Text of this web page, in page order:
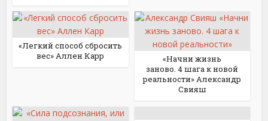
«Легкий способ сбросить
вес» Аллен Карр
«Начни жизнь
заново. 4 шага к новой
реальности» Александр
Свияш